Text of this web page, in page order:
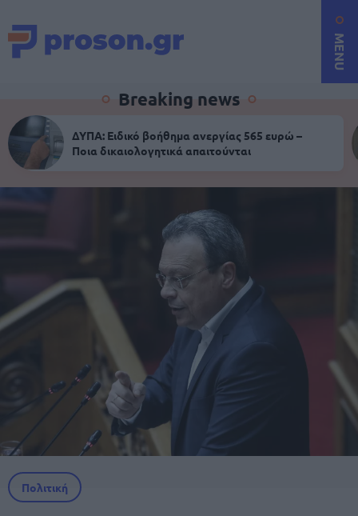
MENU
Breaking news
ΔΥΠΑ: Ειδικό βοήθημα ανεργίας 565 ευρώ –
Ποια δικαιολογητικά απαιτούνται
Πολιτική